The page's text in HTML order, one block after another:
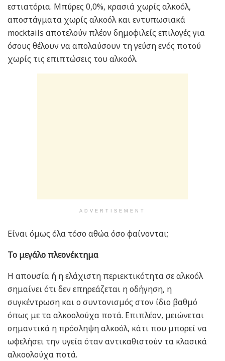
εστιατόρια. Μπύρες 0,0%, κρασιά χωρίς αλκοόλ,
αποστάγματα χωρίς αλκοόλ και εντυπωσιακά
mocktails αποτελούν πλέον δημοφιλείς επιλογές για
όσους θέλουν να απολαύσουν τη γεύση ενός ποτού
χωρίς τις επιπτώσεις του αλκοόλ.
ADVERTISEMENT
Είναι όμως όλα τόσο αθώα όσο φαίνονται;
Το μεγάλο πλεονέκτημα
Η απουσία ή η ελάχιστη περιεκτικότητα σε αλκοόλ
σημαίνει ότι δεν επηρεάζεται η οδήγηση, η
συγκέντρωση και ο συντονισμός στον ίδιο βαθμό
όπως με τα αλκοολούχα ποτά. Επιπλέον, μειώνεται
σημαντικά η πρόσληψη αλκοόλ, κάτι που μπορεί να
ωφελήσει την υγεία όταν αντικαθιστούν τα κλασικά
αλκοολούχα ποτά.